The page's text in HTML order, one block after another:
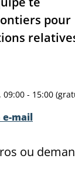
pour
- 15:00
e-mail
ou